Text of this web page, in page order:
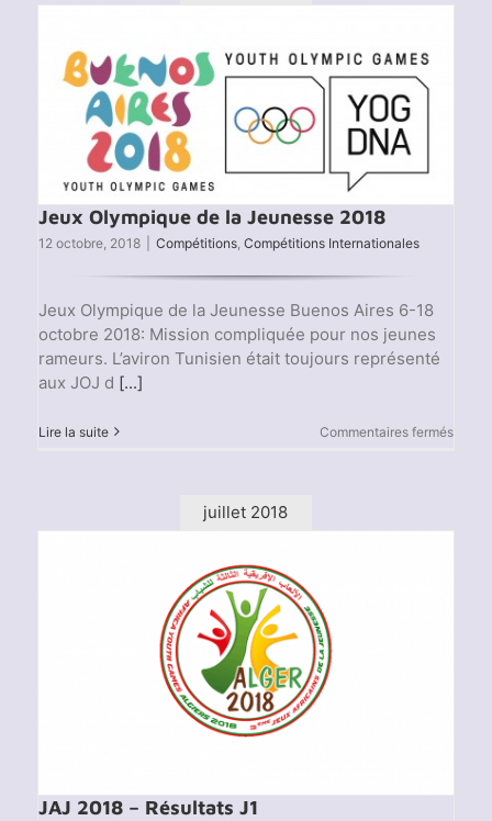
2019
Jeux Olympique de la Jeunesse 2018
12 octobre, 2018 Compétitions, Compétitions Internationales
Jeux Olympique de la Jeunesse Buenos Aires 6-18
octobre 2018: Mission compliquée pour nos jeunes
rameurs. L’aviron Tunisien était toujours représenté
aux JOJ d [...]
Lire la suite Commentaires ferméssur
juillet 2018
JAJ 2018 – Résultats J1